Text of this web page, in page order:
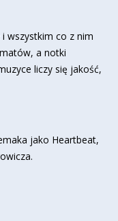
wszystkim co z nim
a notki
liczy się jakość,
jako Heartbeat,